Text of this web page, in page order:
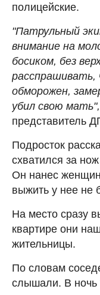
полицейские.
"Патрульный
внимание на
босиком, без
расспрашивать,
обморожен,
убил свою мать",
представитель
Подросток
схватился за
Он нанес
выжить у нее не
На место сразу
квартире они
жительницы.
По словам
слышали. В ночь